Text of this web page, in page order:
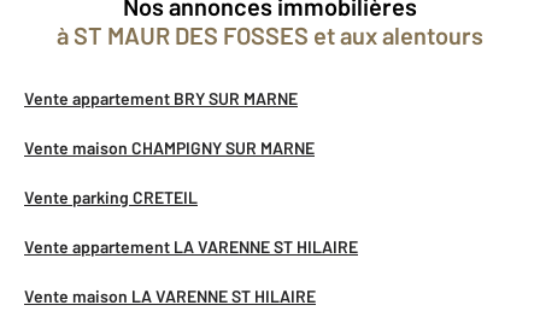
Nos annonces immobilières
à ST MAUR DES FOSSES et aux alentours
Vente appartement BRY SUR MARNE
Vente maison CHAMPIGNY SUR MARNE
Vente parking CRETEIL
Vente appartement LA VARENNE ST HILAIRE
Vente maison LA VARENNE ST HILAIRE